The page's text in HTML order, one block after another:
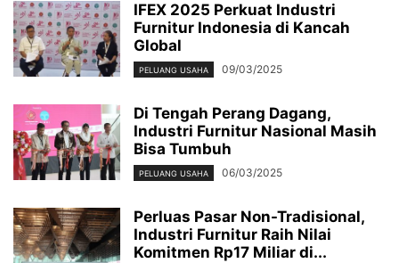
IFEX 2025 Perkuat Industri
Furnitur Indonesia di Kancah
Global
PELUANG USAHA 09/03/2025
Di Tengah Perang Dagang,
Industri Furnitur Nasional Masih
Bisa Tumbuh
PELUANG USAHA 06/03/2025
Perluas Pasar Non-Tradisional,
Industri Furnitur Raih Nilai
Komitmen Rp17 Miliar di...